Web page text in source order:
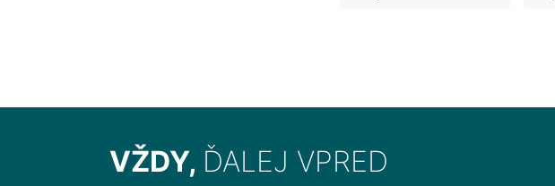
VŽDY, ĎALEJ VPRED